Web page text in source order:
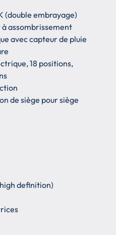
(double embrayage)
assombrissement
avec capteur de pluie
18 positions,
de siège pour siège
definition)